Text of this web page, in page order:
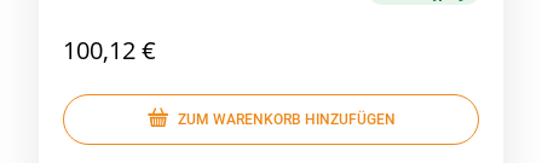
100,12 €
ZUM WARENKORB HINZUFÜGEN